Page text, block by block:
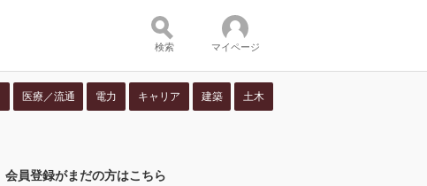
検索 マイページ
医療／流通 電力 キャリア 建築 土木
会員登録がまだの方はこちら